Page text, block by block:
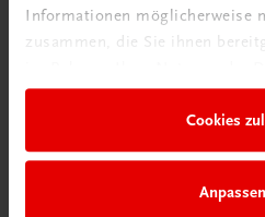
Informationen möglicherweise
zusammen, die Sie ihnen
Cookies
Anpassen